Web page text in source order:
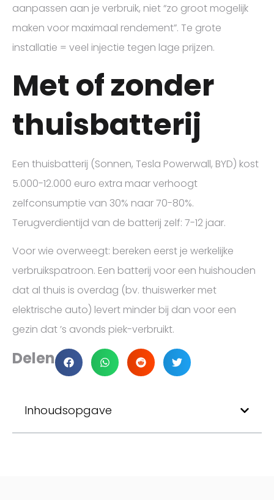
aanpassen aan je verbruik, niet “zo groot mogelijk
maken voor maximaal rendement”. Te grote
installatie = veel injectie tegen lage prijzen.
Met of zonder
thuisbatterij
Een thuisbatterij (Sonnen, Tesla Powerwall, BYD) kost
5.000-12.000 euro extra maar verhoogt
zelfconsumptie van 30% naar 70-80%.
Terugverdientijd van de batterij zelf: 7-12 jaar.
Voor wie overweegt: bereken eerst je werkelijke
verbruikspatroon. Een batterij voor een huishouden
dat al thuis is overdag (bv. thuiswerker met
elektrische auto) levert minder bij dan voor een
gezin dat ’s avonds piek-verbruikt.
Delen
Inhoudsopgave